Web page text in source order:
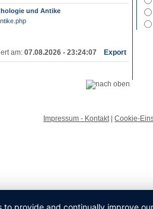
und Antike
am: 07.08.2026 - 23:24:07 Export
Impressum - Kontakt| Cookie-
provide and continually improve